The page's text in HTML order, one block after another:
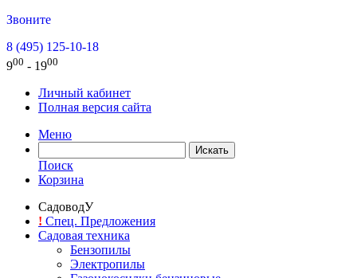
Звоните
8 (495) 125-10-18
900 - 1900
Личный кабинет
Полная версия сайта
Меню
Поиск
Корзина
СадоводУ
! Спец. Предложения
Садовая техника
Бензопилы
Электропилы